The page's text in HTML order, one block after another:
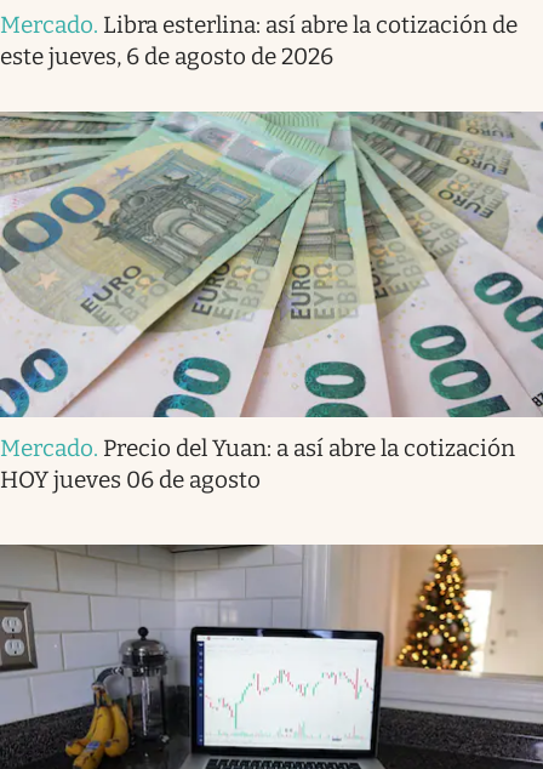
Mercado. Libra esterlina: así abre la cotización de
este jueves, 6 de agosto de 2026
Mercado. Precio del Yuan: a así abre la cotización
HOY jueves 06 de agosto